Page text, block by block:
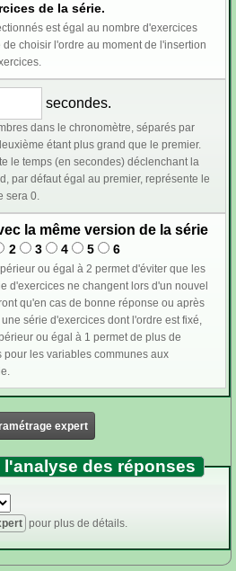
de la série.
est égal au nombre d'exercices
secondes.
dans le chronomètre, séparés par
étant plus grand que le premier.
le temps (en secondes) déclenchant la
sera 0.
la même version de la série
2 3 4 5 6
ou égal à 2 permet d'éviter que les
d'exercices ne changent lors d'un nouvel
à 1 permet de plus de
les variables communes aux
expert
l'analyse des réponses
pour plus de détails.